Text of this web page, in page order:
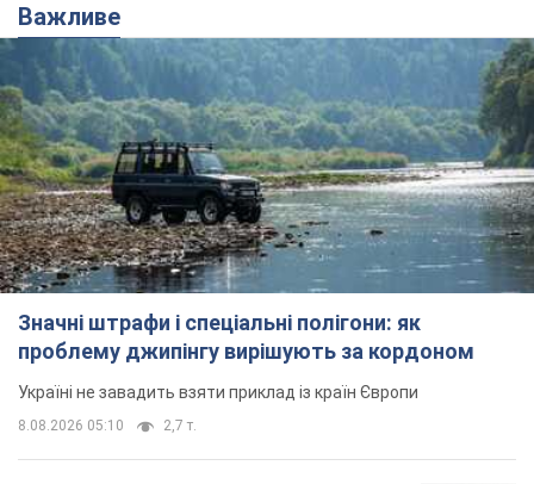
Важливе
Значні штрафи і спеціальні полігони: як
проблему джипінгу вирішують за кордоном
Україні не завадить взяти приклад із країн Європи
8.08.2026 05:10 2,7 т.